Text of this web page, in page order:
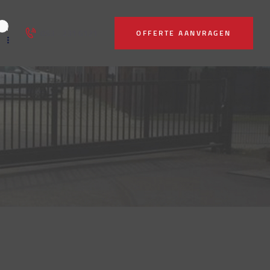
OFFERTE AANVRAGEN